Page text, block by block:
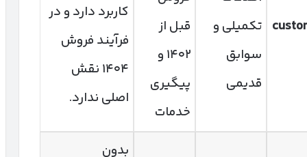
تکمیلی و
سوابق
قدیمی
قبل از
۱۴۰۲ و
پیگیری
خدمات
کاربرد دارد و در
فرآیند فروش
۱۴۰۴ نقش
اصلی ندارد.
بدون